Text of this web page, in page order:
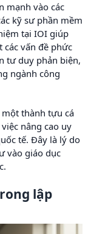
mạnh vào các
kỹ sư phần mềm
tại IOI giúp
các vấn đề phức
tư duy phản biện,
ngành công
thành tựu cá
nâng cao uy
tế. Đây là lý do
vào giáo dục
lập